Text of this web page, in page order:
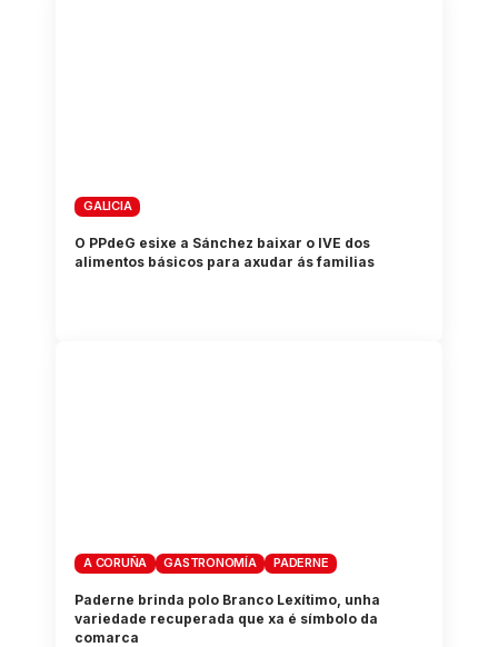
GALICIA
O PPdeG esixe a Sánchez baixar o IVE dos
alimentos básicos para axudar ás familias
A CORUÑA GASTRONOMÍA PADERNE
Paderne brinda polo Branco Lexítimo, unha
variedade recuperada que xa é símbolo da
comarca